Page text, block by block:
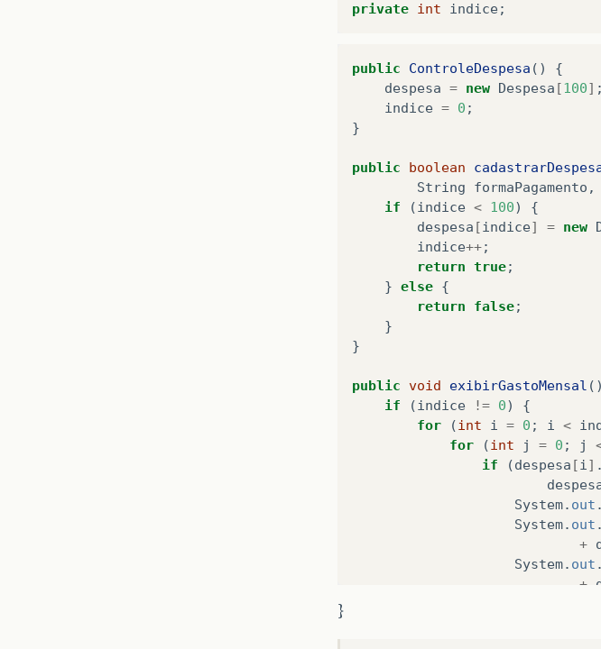
private int indice;
public ControleDespesa ()
{
despesa = new Despesa [100] ;
indice = 0 ;
}
public boolean
String
formaPagamento ,
if
(indice < 100)
{
despesa [indice] = new
indice++;
return true;
} else {
return
false;
}
}
public void exibirGastoMensal ()
if
(indice != 0)
{
for
(int i = 0 ; i <
for
(int j = 0 ; j
if
(despesa [i ] .
System. out .
System. out .
+
System. out .
+
}